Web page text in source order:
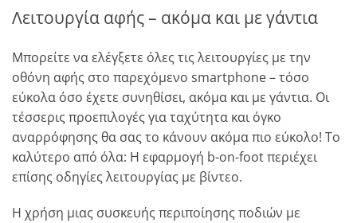
Λειτουργία αφής – ακόμα και με γάντια
Μπορείτε να ελέγξετε όλες τις λειτουργίες με την
οθόνη αφής στο παρεχόμενο smartphone – τόσο
εύκολα όσο έχετε συνηθίσει, ακόμα και με γάντια. Οι
τέσσερις προεπιλογές για ταχύτητα και όγκο
αναρρόφησης θα σας το κάνουν ακόμα πιο εύκολο! Το
καλύτερο από όλα: Η εφαρμογή b-on-foot περιέχει
επίσης οδηγίες λειτουργίας με βίντεο.
Η χρήση μιας συσκευής περιποίησης ποδιών με